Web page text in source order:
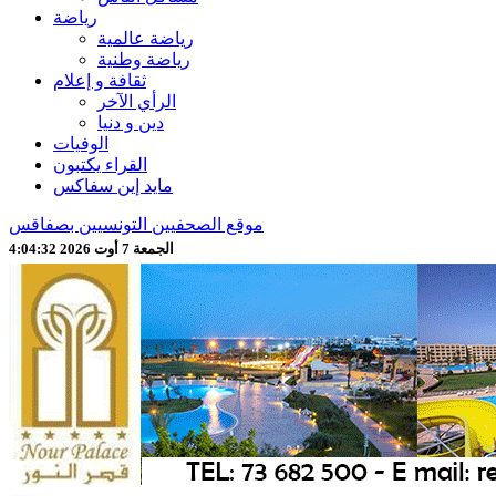
رياضة
رياضة عالمية
رياضة وطنية
ثقافة و إعلام
الرأي الآخر
دين و دنيا
الوفيات
القراء يكتبون
مايد إين سفاكس
موقع الصحفيين التونسيين بصفاقس
الجمعة 7 أوت 2026 4:04:34